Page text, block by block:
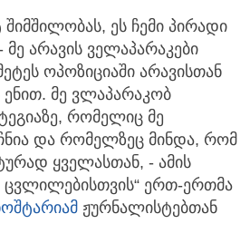
ეს ჩემი პირადი
არავის ველაპარაკები
ოპოზიციაში არავისთან
ენით. მე ვლაპარაკობ
რომელიც მე
და რომელზეც მინდა, რომ
ყველასთან, - ამის
ცვლილებისთვის“ ერთ-ერთმა
ჟურნალისტებთან